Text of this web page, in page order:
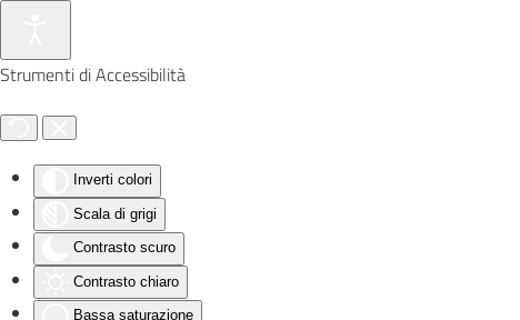
Strumenti di Accessibilità
Inverti colori
Scala di grigi
Contrasto scuro
Contrasto chiaro
Bassa saturazione
Skip to main content